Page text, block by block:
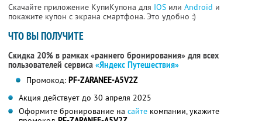
Скачайте приложение КупиКупона для IOS или Android и
покажите купон с экрана смартфона. Это удобно :)
ЧТО ВЫ ПОЛУЧИТЕ
Скидка 20% в рамках «раннего бронирования» для всех
пользователей сервиса «Яндекс Путешествия»
Промокод: PF-ZARANEE-A5V2Z
Акция действует до 30 апреля 2025
Оформите бронирование на сайте компании, укажите